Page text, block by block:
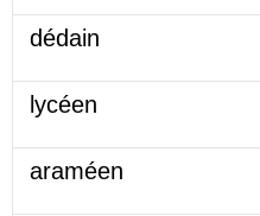
dédain
lycéen
araméen